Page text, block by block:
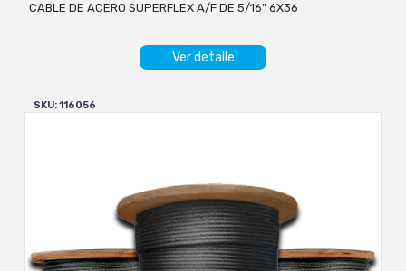
CABLE DE ACERO SUPERFLEX A/F DE 5/16" 6X36
Ver detalle
SKU: 116056